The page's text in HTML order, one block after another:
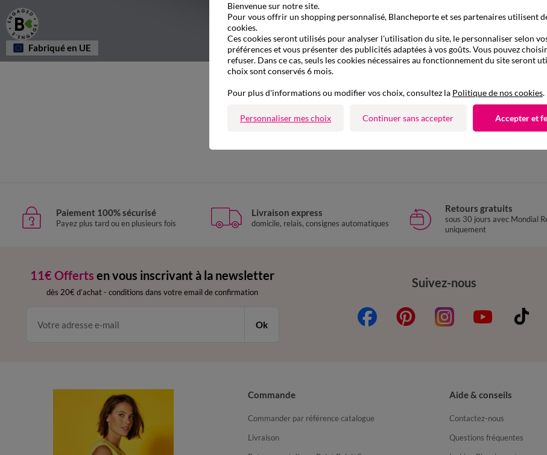
Fabriqué en UE
D'autres idées de Protège matelas
Paiement 100% sécurisé
Payez plus tard ou en plusieurs fois
Livraison express
domicile, relais, consignes automatiques
Retours gratuits
sous 30 jours avec Mondial
uniquement
11€ Offerts en vous inscrivant à la newsletter
dès 20€ d’achat - conditions dans votre email de confirmation
Ok
Suivez-nous
Commande
Commander par référence catalogue
Livraison
Aide & conseils
Contactez-nous
Questions fréquentes
Bienvenue sur notre site.
Pour vous offrir un shopping personnalisé, Blancheporte et ses partenaires utilisent
cookies.
Ces cookies seront utilisés pour analyser l'utilisation du site, le personnaliser selon
préférences et vous présenter des publicités adaptées à vos goûts. Vous pouvez
refuser. Dans ce cas, seuls les cookies nécessaires au fonctionnement du site seront
choix sont conservés 6 mois.
Pour plus d'informations ou modifier vos choix, consultez la Politique de nos cookies.
Personnaliser mes choix Continuer sans accepter Accepter et